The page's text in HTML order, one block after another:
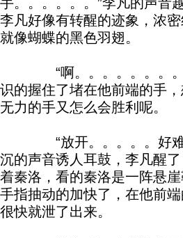
李凡好像有转醒的迹象，浓
就像蝴蝶的黑色羽翅。
“啊。。。。。。。。
识的握住了堵在他前端的手
无力的手又怎么会胜利呢。
“放开。。。。。好难
沉的声音诱人耳鼓，李凡醒
着秦洛，看的秦洛是一阵悬
手指抽动的加快了，在他前
很快就泄了出来。